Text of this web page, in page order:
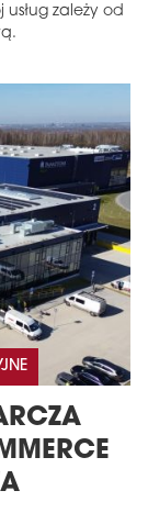
usług zależy od